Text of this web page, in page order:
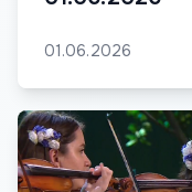
01.06.2026